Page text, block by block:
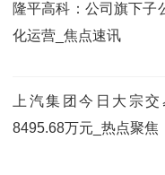
隆平高科：公司旗下子
化运营_焦点速讯
上汽集团今日大宗
8495.68万元_热点聚焦